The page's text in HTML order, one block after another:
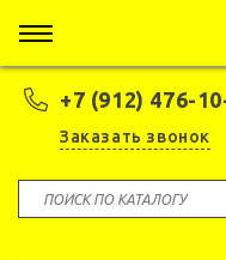
+7 (912) 476-
Заказать звонок